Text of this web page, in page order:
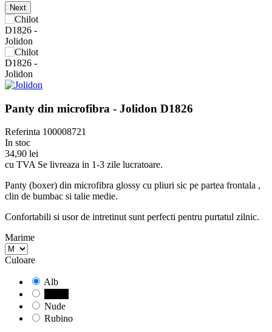
Next
Panty din microfibra - Jolidon D1826
Referinta 100008721
In stoc
34,90 lei
cu TVA Se livreaza in 1-3 zile lucratoare.
Panty (boxer) din microfibra glossy cu pliuri sic pe partea frontala ,
clin de bumbac si talie medie.
Confortabili si usor de intretinut sunt perfecti pentru purtatul zilnic.
Marime
Culoare
Alb
Nude
Rubino